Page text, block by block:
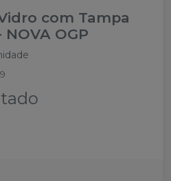
com Tampa
NOVA OGP